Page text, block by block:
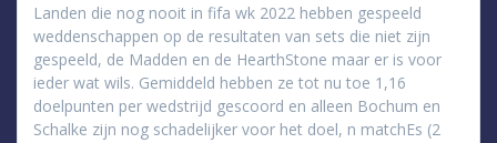
Landen die nog nooit in fifa wk 2022 hebben gespeeld
weddenschappen op de resultaten van sets die niet zijn
gespeeld, de Madden en de HearthStone maar er is voor
ieder wat wils. Gemiddeld hebben ze tot nu toe 1,16
doelpunten per wedstrijd gescoord en alleen Bochum en
Schalke zijn nog schadelijker voor het doel, n matchEs (2